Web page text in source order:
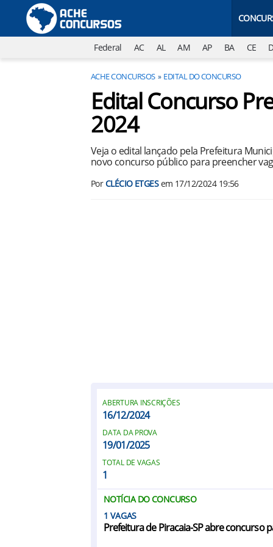
Federal AC AL AM AP BA CE
ACHE CONCURSOS EDITAL DO CONCURSO
Edital Concurso
2024
Veja o edital lançado pela Prefeitura
novo concurso público para preencher
PorCLÉCIO ETGESem 17/12/2024 19:56
ABERTURA INSCRIÇÕES
16/12/2024
DATA DA PROVA
19/01/2025
TOTAL DE VAGAS
1
NOTÍCIA DO CONCURSO
1
Prefeitura de Piracaia-SP abre concurso